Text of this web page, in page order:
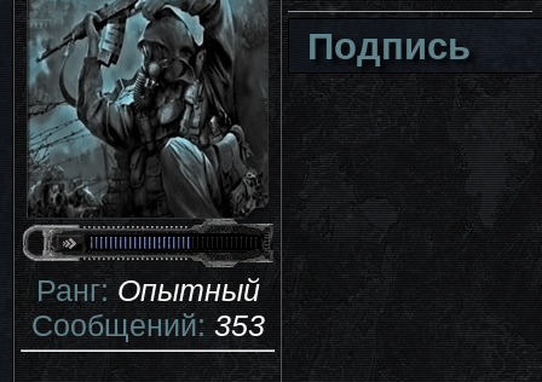
Ранг:Опытный
Сообщений:353
Подпись